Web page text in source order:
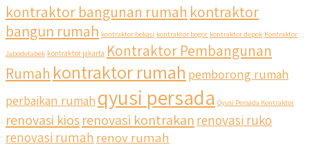
kontraktor bangunan rumah kontraktor
bangun rumah kontraktor bekasi kontraktor bogor kontraktor depok Kontraktor
Jabodetabek kontraktor jakarta Kontraktor Pembangunan
Rumah kontraktor rumah pemborong rumah
perbaikan rumah qyusi persada Qyusi Persada Kontraktor
renovasi kiosrenovasi kontrakanrenovasi ruko
renovasi rumah renov rumah